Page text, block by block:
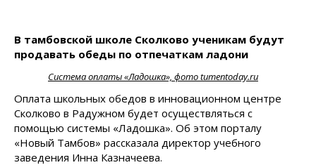
В тамбовской школе Сколково ученикам будут
продавать обеды по отпечаткам ладони
Система оплаты «Ладошка», фото tumentoday.ru
Оплата школьных обедов в инновационном центре
Сколково в Радужном будет осуществляться с
помощью системы «Ладошка». Об этом порталу
«Новый Тамбов» рассказала директор учебного
заведения Инна Казначеева.